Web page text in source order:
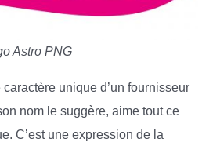
Astro PNG
unique d’un fournisseur
nom le suggère, aime tout ce
C’est une expression de la